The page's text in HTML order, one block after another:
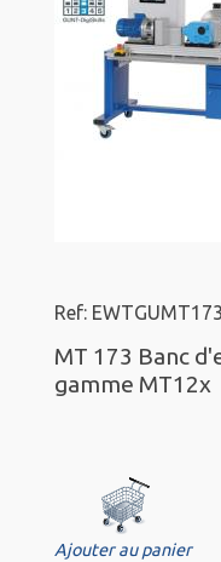
Ref: EWTGUMT173
MT 173 Banc
gamme MT12x
Ajouter au panier